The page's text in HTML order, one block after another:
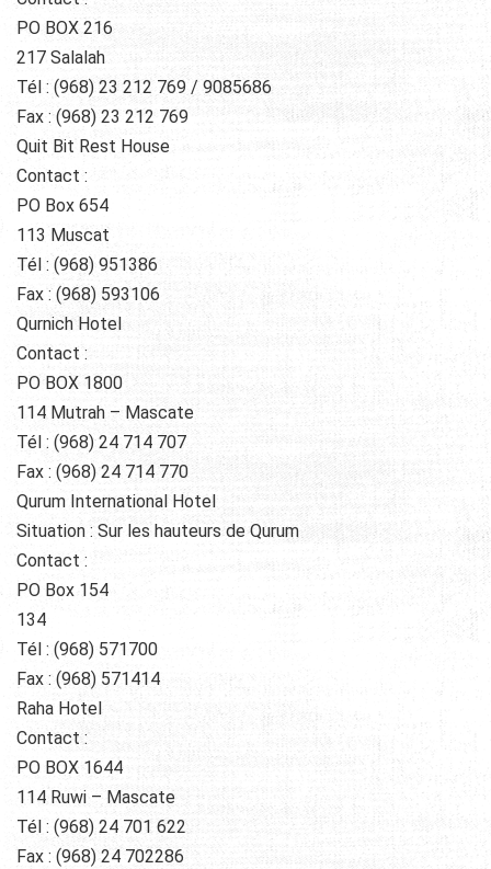
PO BOX 216
217 Salalah
Tél : (968) 23 212 769 / 9085686
Fax : (968) 23 212 769
Quit Bit Rest House
Contact :
PO Box 654
113 Muscat
Tél : (968) 951386
Fax : (968) 593106
Qurnich Hotel
Contact :
PO BOX 1800
114 Mutrah – Mascate
Tél : (968) 24 714 707
Fax : (968) 24 714 770
Qurum International Hotel
Situation : Sur les hauteurs de Qurum
Contact :
PO Box 154
134
Tél : (968) 571700
Fax : (968) 571414
Raha Hotel
Contact :
PO BOX 1644
114 Ruwi – Mascate
Tél : (968) 24 701 622
Fax : (968) 24 702286